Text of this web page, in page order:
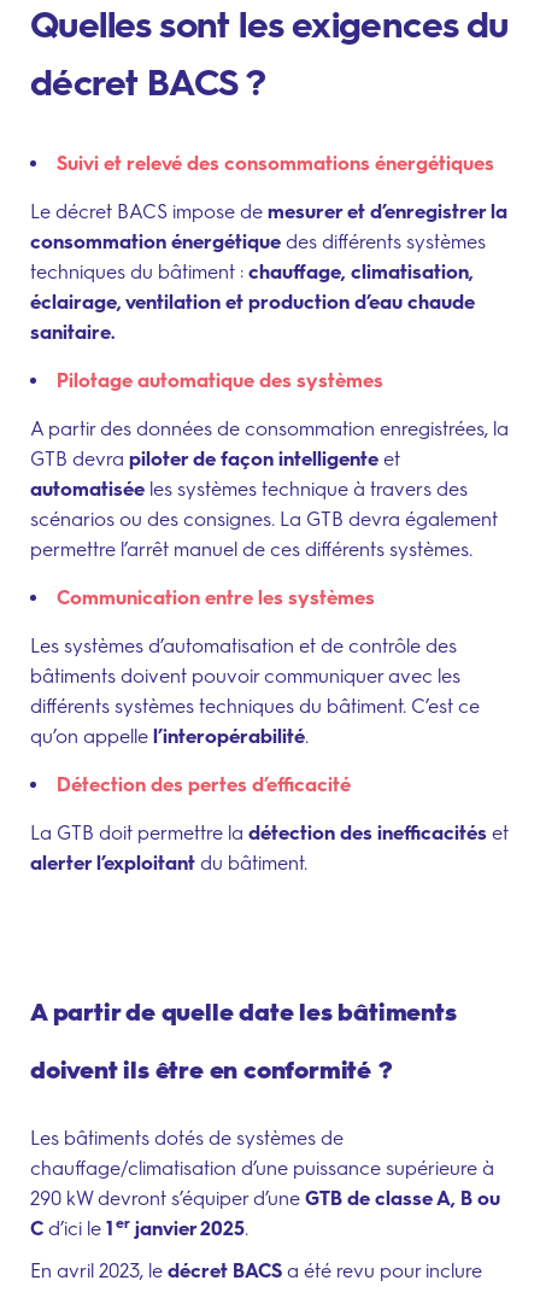
Quelles sont les exigences du
décret BACS ?
Suivi et relevé des consommations énergétiques
Le décret BACS impose de mesurer et d’enregistrer la
consommation énergétique des différents systèmes
techniques du bâtiment : chauffage, climatisation,
éclairage, ventilation et production d’eau chaude
sanitaire.
Pilotage automatique des systèmes
A partir des données de consommation enregistrées, la
GTB devra piloter de façon intelligente et
automatisée les systèmes technique à travers des
scénarios ou des consignes. La GTB devra également
permettre l’arrêt manuel de ces différents systèmes.
Communication entre les systèmes
Les systèmes d’automatisation et de contrôle des
bâtiments doivent pouvoir communiquer avec les
différents systèmes techniques du bâtiment. C’est ce
qu’on appelle l’interopérabilité.
Détection des pertes d’efficacité
La GTB doit permettre la détection des inefficacités et
alerter l’exploitant du bâtiment.
A partir de quelle date les bâtiments
doivent ils être en conformité ?
Les bâtiments dotés de systèmes de
chauffage/climatisation d’une puissance supérieure à
290 kW devront s’équiper d’une GTB de classe A, B ou
C d’ici le 1 er janvier 2025.
En avril 2023, le décret BACS a été revu pour inclure